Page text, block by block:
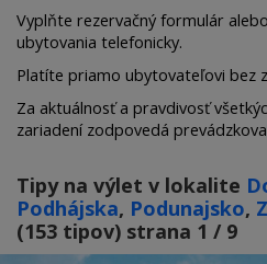
Vyplňte rezervačný formulár
ubytovania telefonicky.
Platíte priamo ubytovateľovi bez
Za aktuálnosť a pravdivosť
zariadení zodpovedá
Tipy na výlet v lokalite
Podhájska, Podunajsko,
(153 tipov) strana 1 / 9